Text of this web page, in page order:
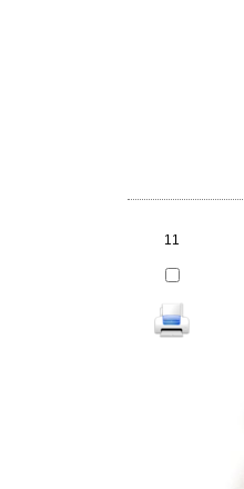
11